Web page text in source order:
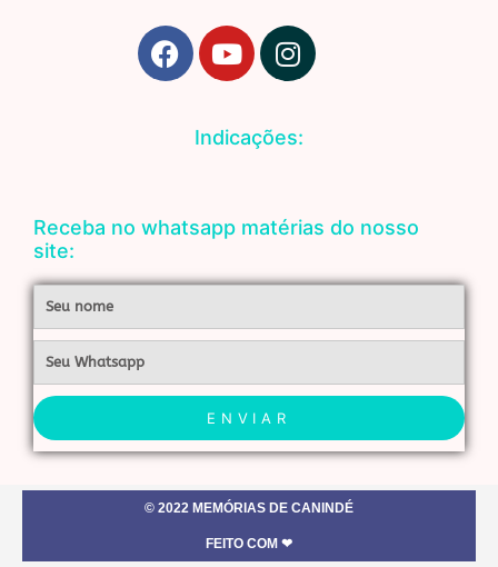
F
a
k
Y
o
t
u
I
n
a
a
Indicações:
Receba no whatsapp matérias do nosso
site:
Nome
Whatsapp
ENVIAR
© 2022 MEMÓRIAS DE CANINDÉ
FEITO COM ❤